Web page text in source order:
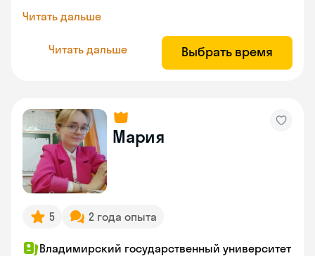
Читать дальше
Читать дальше Выбрать время
Мария
5 2 года опыта
Владимирский государственный университет